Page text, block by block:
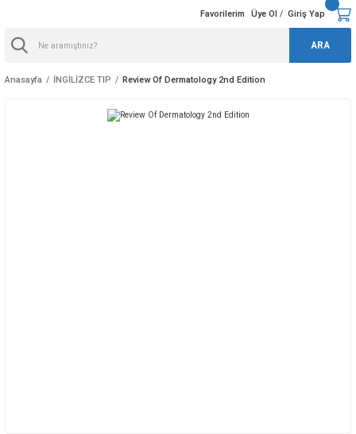
ARA
Favorilerim Üye Ol / Giriş Yap
Anasayfa İNGİLİZCE TIP Review Of Dermatology 2nd Edition